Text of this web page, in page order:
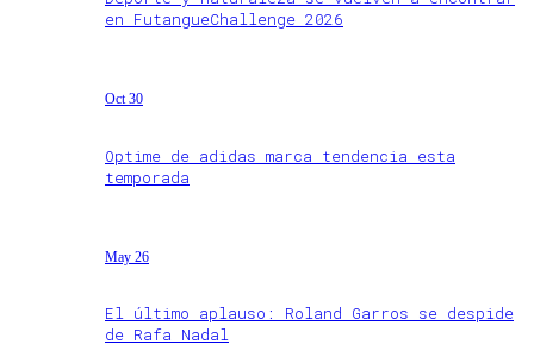
en FutangueChallenge 2026
Oct 30
Optime de adidas marca tendencia esta
temporada
May 26
El último aplauso: Roland Garros se despide
de Rafa Nadal